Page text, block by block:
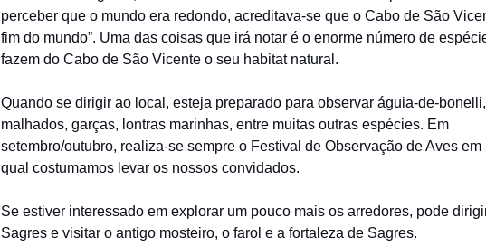
perceber que o mundo era redondo, acreditava-se que o Cabo de São
fim do mundo”. Uma das coisas que irá notar é o enorme número de
fazem do Cabo de São Vicente o seu habitat natural.
Quando se dirigir ao local, esteja preparado para observar águia-de-
malhados, garças, lontras marinhas, entre muitas outras espécies. Em
setembro/outubro, realiza-se sempre o Festival de Observação de Aves em
qual costumamos levar os nossos convidados.
Se estiver interessado em explorar um pouco mais os arredores, pode
Sagres e visitar o antigo mosteiro, o farol e a fortaleza de Sagres.